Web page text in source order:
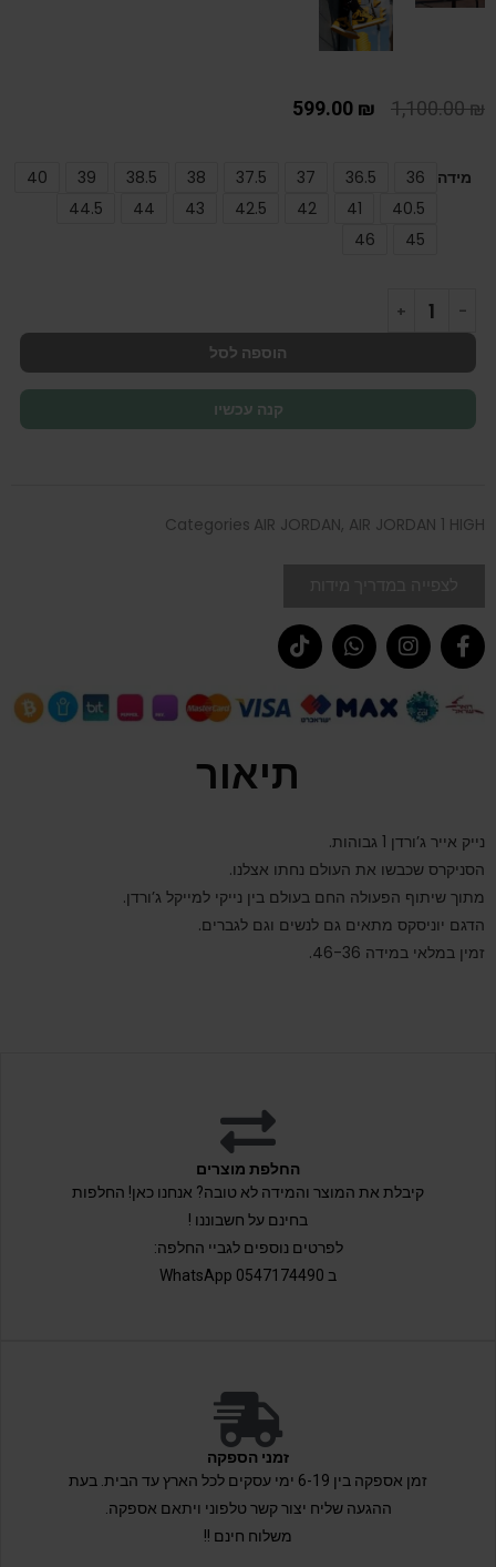
1,100.00₪
599.00 ₪
מידה 36
36.5
37
37.5
38
38.5
39
40
40.5
41
42
42.5
43
44
44.5
45
46
הוספה לסל
קנה עכשיו
Categories AIR JORDAN, AIR JORDAN 1 HIGH
תיאור
נייק אייר ג’ורדן 1 גבוהות.
הסניקרס שכבשו את העולם נחתו אצלנו.
מתוך שיתוף הפעולה החם בעולם בין נייקי למייקל ג’ורדן.
הדגם יוניסקס מתאים גם לנשים וגם לגברים.
זמין במלאי במידה 46-36.
החלפת מוצרים
קיבלת את המוצר והמידה לא טובה? אנחנו כאן! החלפות
בחינם על חשבוננו !
לפרטים נוספים לגביי החלפה:
ב 0547174490 WhatsApp
זמני הספקה
זמן אספקה בין 6-19 ימי עסקים לכל הארץ עד הבית. בעת
ההגעה שליח יצור קשר טלפוני ויתאם אספקה.
משלוח חינם !!